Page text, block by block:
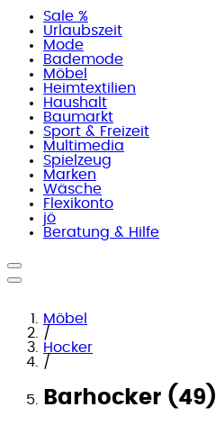
Sale %
Urlaubszeit
Mode
Bademode
Möbel
Heimtextilien
Haushalt
Baumarkt
Sport & Freizeit
Multimedia
Spielzeug
Marken
Wäsche
Flexikonto
jö
Beratung & Hilfe
Möbel
/
Hocker
/
Barhocker (49)